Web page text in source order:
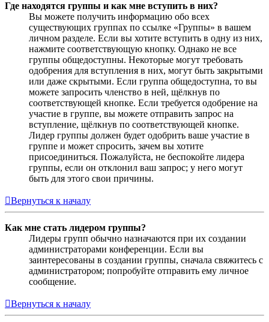
Где находятся группы и как мне вступить в них?
Вы можете получить информацию обо всех
существующих группах по ссылке «Группы» в вашем
личном разделе. Если вы хотите вступить в одну из них,
нажмите соответствующую кнопку. Однако не все
группы общедоступны. Некоторые могут требовать
одобрения для вступления в них, могут быть закрытыми
или даже скрытыми. Если группа общедоступна, то вы
можете запросить членство в ней, щёлкнув по
соответствующей кнопке. Если требуется одобрение на
участие в группе, вы можете отправить запрос на
вступление, щёлкнув по соответствующей кнопке.
Лидер группы должен будет одобрить ваше участие в
группе и может спросить, зачем вы хотите
присоединиться. Пожалуйста, не беспокойте лидера
группы, если он отклонил ваш запрос; у него могут
быть для этого свои причины.
Вернуться к началу
Как мне стать лидером группы?
Лидеры групп обычно назначаются при их создании
администраторами конференции. Если вы
заинтересованы в создании группы, сначала свяжитесь с
администратором; попробуйте отправить ему личное
сообщение.
Вернуться к началу